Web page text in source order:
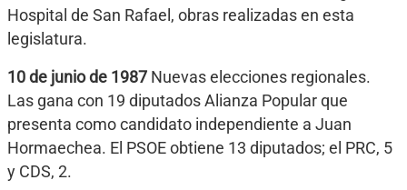
Hospital de San Rafael, obras realizadas en esta
legislatura.
10 de junio de 1987 Nuevas elecciones regionales.
Las gana con 19 diputados Alianza Popular que
presenta como candidato independiente a Juan
Hormaechea. El PSOE obtiene 13 diputados; el PRC, 5
y CDS, 2.